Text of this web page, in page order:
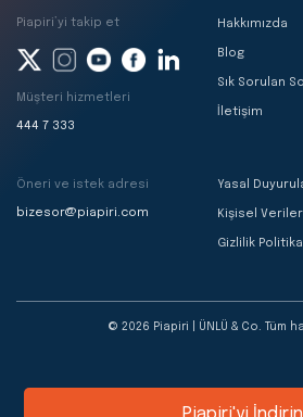
Hakkımızda
Blog
Sık Sorulan
İletişim
Yasal
Kişisel
Gizlilik
Piapiri’yi takip et
Müşteri hizmetleri
444 7 333
Öneri ve istek adresi
bizesor@piapiri.com
© 2026 Piapiri | ÜNLÜ & Co. Tüm